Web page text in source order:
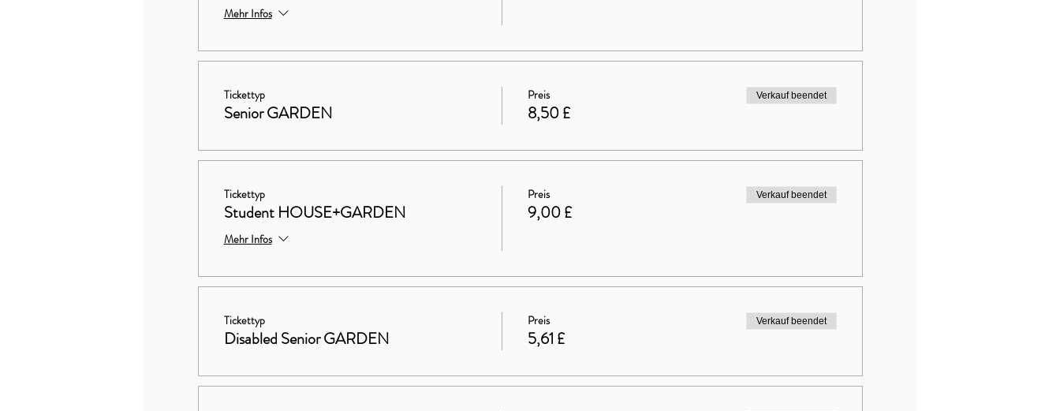
Mehr Infos
Tickettyp
Senior GARDEN
Preis
8,50 £
Verkauf beendet
Tickettyp
Student HOUSE+GARDEN
Mehr Infos
Preis
9,00 £
Verkauf beendet
Tickettyp
Disabled Senior GARDEN
Preis
5,61 £
Verkauf beendet